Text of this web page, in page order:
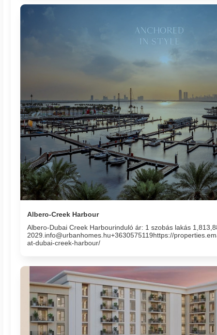
Albero-Creek Harbour
Albero-Dubai Creek Harbourinduló ár: 1 szobás lakás
2029.info@urbanhomes.hu+3630575119https://
at-dubai-creek-harbour/